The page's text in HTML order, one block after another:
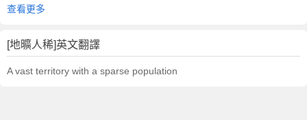
查看更多
[地曠人稀]英文翻譯
A vast territory with a sparse population